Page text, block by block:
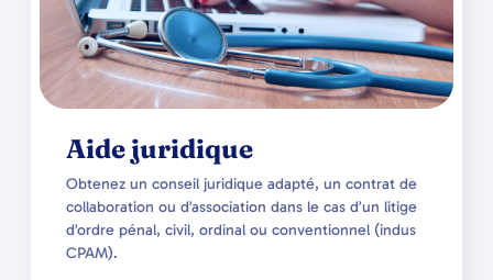
Aide juridique
Obtenez un conseil juridique adapté, un contrat de
collaboration ou d’association dans le cas d’un litige
d’ordre pénal, civil, ordinal ou conventionnel (indus
CPAM).